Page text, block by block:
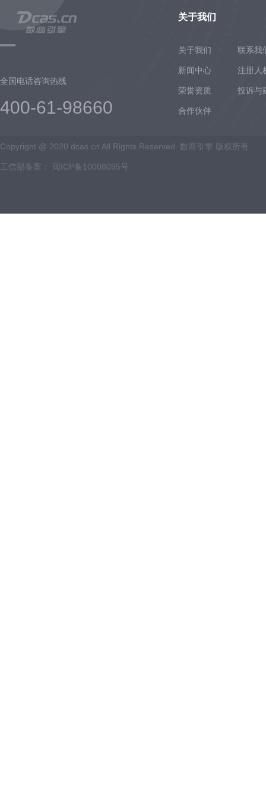
全国电话咨询热线
400-61-98660
关于我们
关于我们 联系我
新闻中心 注册人
荣誉资质 投诉与
合作伙伴
Copyright @ 2020 dcas.cn All Rights Reserved. 数商引擎 版权所有
工信部备案： 闽ICP备10008095号